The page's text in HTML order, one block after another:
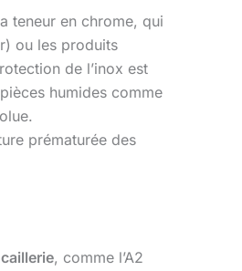
teneur en chrome, qui
ou les produits
de l’inox est
humides comme
prématurée des
, comme l’A2